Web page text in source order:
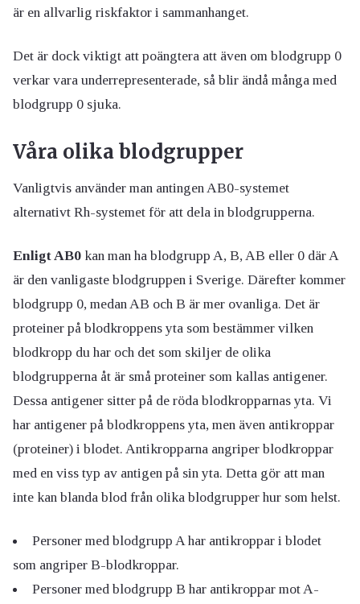
är en allvarlig riskfaktor i sammanhanget.
Det är dock viktigt att poängtera att även om blodgrupp 0
verkar vara underrepresenterade, så blir ändå många med
blodgrupp 0 sjuka.
Våra olika blodgrupper
Vanligtvis använder man antingen AB0-systemet
alternativt Rh-systemet för att dela in blodgrupperna.
Enligt AB0 kan man ha blodgrupp A, B, AB eller 0 där A
är den vanligaste blodgruppen i Sverige. Därefter kommer
blodgrupp 0, medan AB och B är mer ovanliga. Det är
proteiner på blodkroppens yta som bestämmer vilken
blodkropp du har och det som skiljer de olika
blodgrupperna åt är små proteiner som kallas antigener.
Dessa antigener sitter på de röda blodkropparnas yta. Vi
har antigener på blodkroppens yta, men även antikroppar
(proteiner) i blodet. Antikropparna angriper blodkroppar
med en viss typ av antigen på sin yta. Detta gör att man
inte kan blanda blod från olika blodgrupper hur som helst.
Personer med blodgrupp A har antikroppar i blodet
som angriper B-blodkroppar.
Personer med blodgrupp B har antikroppar mot A-